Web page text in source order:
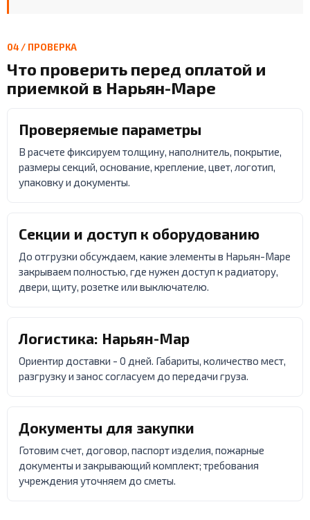
04 / ПРОВЕРКА
Что проверить перед оплатой и
приемкой в Нарьян-Маре
Проверяемые параметры
В расчете фиксируем толщину, наполнитель, покрытие,
размеры секций, основание, крепление, цвет, логотип,
упаковку и документы.
Секции и доступ к оборудованию
До отгрузки обсуждаем, какие элементы в Нарьян-Маре
закрываем полностью, где нужен доступ к радиатору,
двери, щиту, розетке или выключателю.
Логистика: Нарьян-Мар
Ориентир доставки - 0 дней. Габариты, количество мест,
разгрузку и занос согласуем до передачи груза.
Документы для закупки
Готовим счет, договор, паспорт изделия, пожарные
документы и закрывающий комплект; требования
учреждения уточняем до сметы.